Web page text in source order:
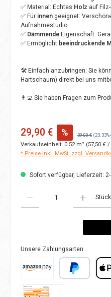
✅ Material: Echtes Holz auf
✅ Für innen geeignet:
Aufnahmestudio
✅ Dämmende Eigenschaft:
✅ Ermöglicht beeindruckende
🛠️ Einfach anzubringen: Sie
Hartschaum) direkt bei uns
👨‍💻 Sie haben Fragen zum
Verkaufspreis:
29,90 € % Regulärer
39,00 €
Verkaufseinheit: 0.52 m² (57,50 €
* Preise inkl. MwSt. zzgl.
Sofort verfügbar, Lieferzeit:
Stück
Unsere Zahlungsarten: